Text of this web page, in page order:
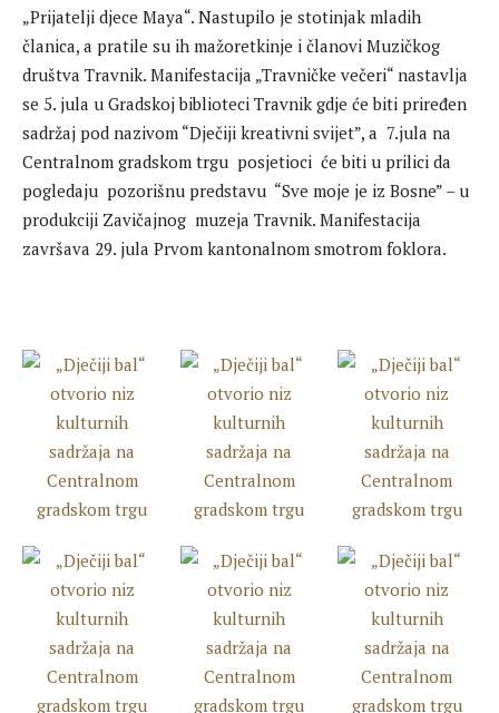
„Prijatelji djece Maya“. Nastupilo je stotinjak mladih
članica, a pratile su ih mažoretkinje i članovi Muzičkog
društva Travnik. Manifestacija „Travničke večeri“ nastavlja
se 5. jula u Gradskoj biblioteci Travnik gdje će biti priređen
sadržaj pod nazivom “Dječiji kreativni svijet”, a 7.jula na
Centralnom gradskom trgu posjetioci će biti u prilici da
pogledaju pozorišnu predstavu “Sve moje je iz Bosne” – u
produkciji Zavičajnog muzeja Travnik. Manifestacija
završava 29. jula Prvom kantonalnom smotrom foklora.